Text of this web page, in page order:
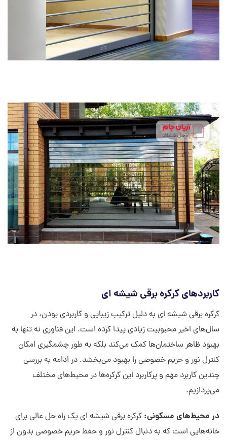
کاربردهای کرکره برقی شیشه ای
کرکره برقی شیشه ای به دلیل ترکیب زیبایی و کاربردی بودن، در
سال‌های اخیر محبوبیت زیادی پیدا کرده است. این فناوری نه تنها به
بهبود ظاهر ساختمان‌ها کمک می‌کند بلکه به طور چشمگیری امکان
کنترل نور و حریم خصوصی را بهبود می‌بخشد. در ادامه به بررسی
چندین کاربرد مهم و پرکاربرد این کرکره‌ها در محیط‌های مختلف
می‌پردازیم.
در محیط‌های مسکونی: کرکره برقی شیشه ای یک راه حل عالی برای
خانه‌هایی است که به دنبال کنترل نور و حفظ حریم خصوصی بدون از